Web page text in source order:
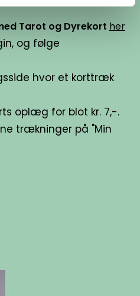
Tarot og Dyrekort her
og følge
hvor et korttræk
oplæg for blot kr. 7,-.
trækninger på "Min